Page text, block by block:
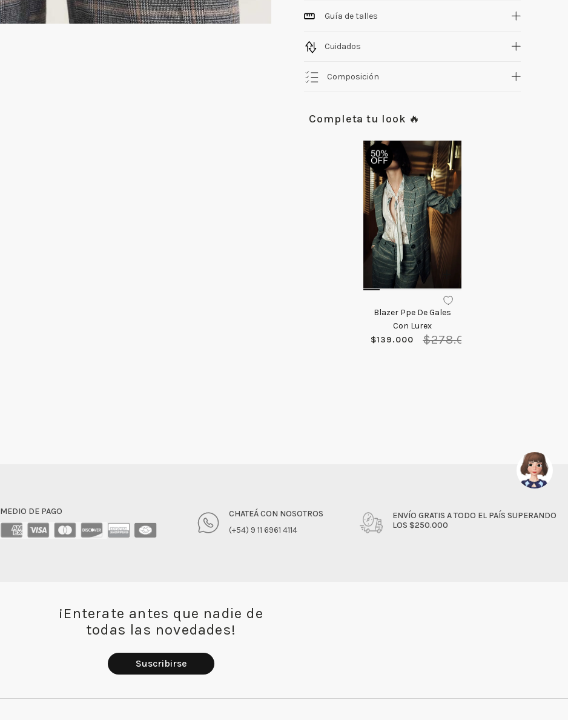
Guía de talles
Cuidados
Composición
Completa tu look 🔥
Blazer Ppe De Gales
Con Lurex
$139.000 $278.000
MEDIO DE PAGO
CHATEÁ CON NOSOTROS
(+54) 9 11 6961 4114
ENVÍO GRATIS A TODO EL PAÍS SUPERANDO
LOS $250.000
¡Enterate antes que nadie de
todas las novedades!
Suscribirse